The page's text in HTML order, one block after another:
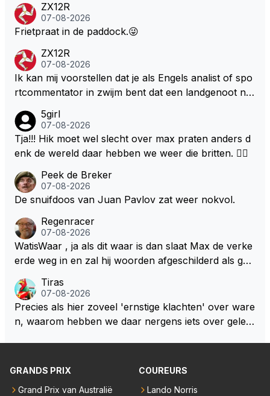
zijn eigen lege geest, of, hij behoort tot de intimi van
Team Verstappen...., Praten doet ie in iedergeval ma
ZX12R
07-08-2026
Frietpraat in de paddock.😜
ZX12R
07-08-2026
Ik kan mij voorstellen dat je als Engels analist of spo
rtcommentator in zwijm bent dat een landgenoot na
en wachten mag je best een gat in de lucht springen.
Zij die Max Verstappen aanhangen hebben het dan
een stuk beter voorelkaar. Vanaf 2021 is de stand va
voordeel van Max. Wij blijven springen, als ware Ma
sai. Al een heel poosje.
5girl
07-08-2026
Tja!!! Hik moet wel slecht over max praten anders d
enk de wereld daar hebben we weer die britten. 🤷‍♀️
Peek de Breker
07-08-2026
De snuifdoos van Juan Pavlov zat weer nokvol.
Regenracer
07-08-2026
WatisWaar , ja als dit waar is dan slaat Max de verke
erde weg in en zal hij woorden afgeschilderd als gel
voor een keuze worden gesteld .
Tiras
07-08-2026
Precies als hier zoveel 'ernstige klachten' over ware
n, waarom hebben we daar nergens iets over gelez
GRANDS PRIX
Grand Prix van Australië
COUREURS
Lando Norris